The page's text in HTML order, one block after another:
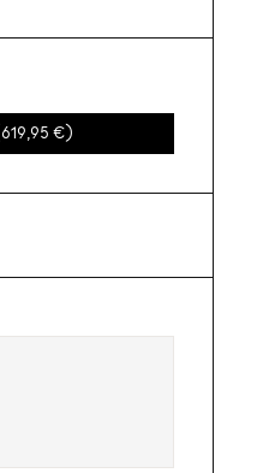
619,95 )